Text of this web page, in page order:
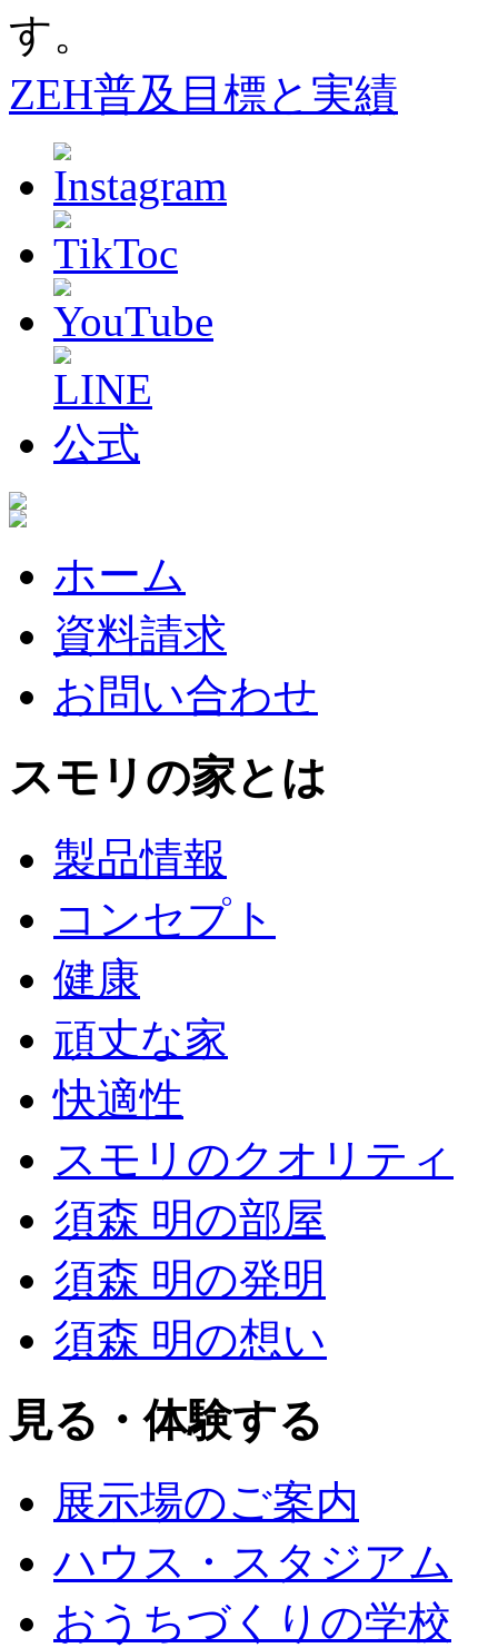
す。
ZEH普及目標と実績
ホーム
資料請求
お問い合わせ
スモリの家とは
製品情報
コンセプト
健康
頑丈な家
快適性
スモリのクオリティ
須森 明の部屋
須森 明の発明
須森 明の想い
見る・体験する
展示場のご案内
ハウス・スタジアム
おうちづくりの学校